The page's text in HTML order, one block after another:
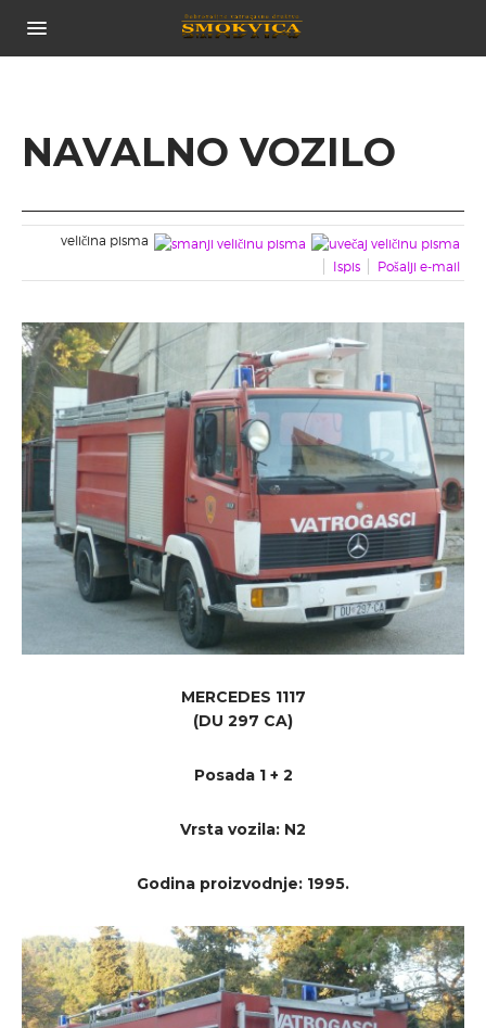
TIJELA DRUŠTVA
ČLANOVI DRUŠTVA
NOVOSTI
VOZILA
NAVALNO VOZILO
TEHNIČKO VOZILO
VOZILO CISTERNA
PRIJEVOZNO VOZILO
GALERIJA SLIKA
POVEZNICE
OPĆINA SMOKVICA
TZO SMOKVICA
PORTAL ZA VATROGASTVO
DOKUMENTI ZA PREUZIMANJE
NAVALNO VOZILO
veličina pisma
Ispis
Pošalji e-mail
MERCEDES 1117
(DU 297 CA)
Posada 1 + 2
Vrsta vozila: N2
Godina proizvodnje: 1995.